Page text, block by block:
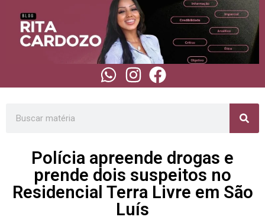
Polícia apreende drogas e
prende dois suspeitos no
Residencial Terra Livre em São
Luís